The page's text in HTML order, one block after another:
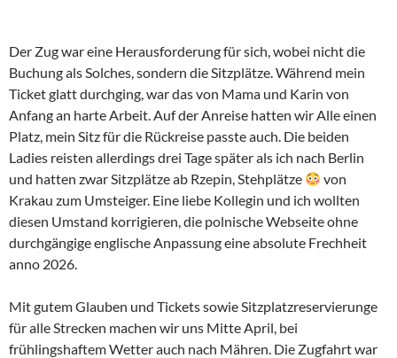
Der Zug war eine Herausforderung für sich, wobei nicht die
Buchung als Solches, sondern die Sitzplätze. Während mein
Ticket glatt durchging, war das von Mama und Karin von
Anfang an harte Arbeit. Auf der Anreise hatten wir Alle einen
Platz, mein Sitz für die Rückreise passte auch. Die beiden
Ladies reisten allerdings drei Tage später als ich nach Berlin
und hatten zwar Sitzplätze ab Rzepin, Stehplätze
von
Krakau zum Umsteiger. Eine liebe Kollegin und ich wollten
diesen Umstand korrigieren, die polnische Webseite ohne
durchgängige englische Anpassung eine absolute Frechheit
anno 2026.
Mit gutem Glauben und Tickets sowie Sitzplatzreservierunge
für alle Strecken machen wir uns Mitte April, bei
frühlingshaftem Wetter auch nach Mähren. Die Zugfahrt war